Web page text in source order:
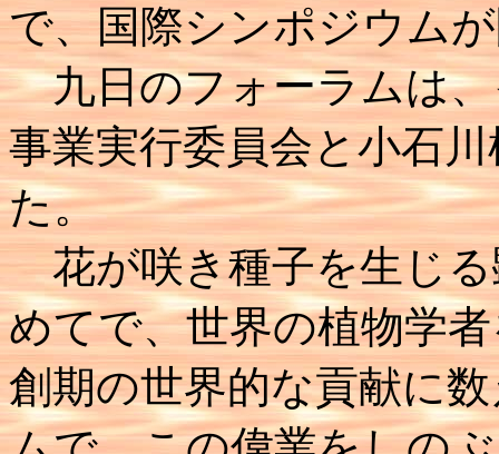
で、国際シンポジウム
九日のフォーラムは、
事業実行委員会と小石
た。
花が咲き種子を生じ
めてで、世界の植物学
創期の世界的な貢献に